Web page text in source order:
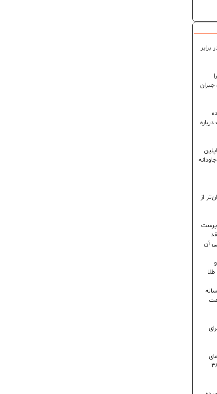
برابر
جبران
از
آن
تورم ۶۶ درصدی در ایران؛ رکورد ۸۰ ساله
روز گرمای
| دمای تهران به ۳۸